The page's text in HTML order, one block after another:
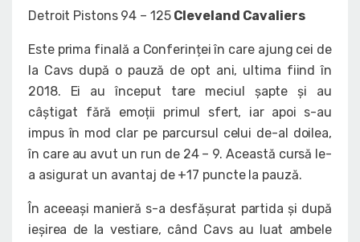
Detroit Pistons 94 – 125Cleveland Cavaliers
Este prima finală a Conferinței în care ajung cei de
la Cavs după o pauză de opt ani, ultima fiind în
2018. Ei au început tare meciul șapte și au
câștigat fără emoții primul sfert, iar apoi s-au
impus în mod clar pe parcursul celui de-al doilea,
în care au avut un run de 24 – 9. Această cursă le-
a asigurat un avantaj de +17 puncte la pauză.
În aceeași manieră s-a desfășurat partida și după
ieșirea de la vestiare, când Cavs au luat ambele